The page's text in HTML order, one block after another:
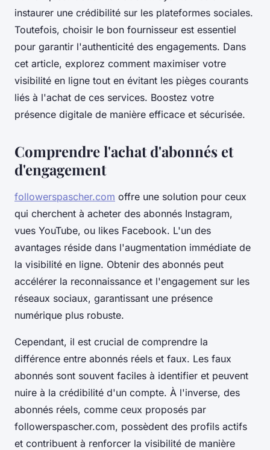
instaurer une crédibilité sur les plateformes sociales.
Toutefois, choisir le bon fournisseur est essentiel
pour garantir l'authenticité des engagements. Dans
cet article, explorez comment maximiser votre
visibilité en ligne tout en évitant les pièges courants
liés à l'achat de ces services. Boostez votre
présence digitale de manière efficace et sécurisée.
Comprendre l'achat d'abonnés et
d'engagement
followerspascher.com offre une solution pour ceux
qui cherchent à acheter des abonnés Instagram,
vues YouTube, ou likes Facebook. L'un des
avantages réside dans l'augmentation immédiate de
la visibilité en ligne. Obtenir des abonnés peut
accélérer la reconnaissance et l'engagement sur les
réseaux sociaux, garantissant une présence
numérique plus robuste.
Cependant, il est crucial de comprendre la
différence entre abonnés réels et faux. Les faux
abonnés sont souvent faciles à identifier et peuvent
nuire à la crédibilité d'un compte. À l'inverse, des
abonnés réels, comme ceux proposés par
followerspascher.com, possèdent des profils actifs
et contribuent à renforcer la visibilité de manière